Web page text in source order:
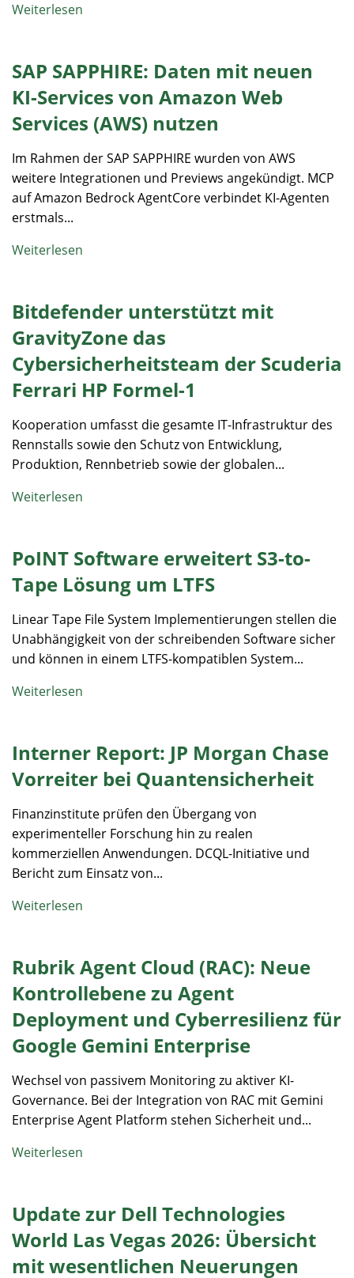
Weiterlesen
SAP SAPPHIRE: Daten mit neuen
KI-Services von Amazon Web
Services (AWS) nutzen
Im Rahmen der SAP SAPPHIRE wurden von AWS
weitere Integrationen und Previews angekündigt. MCP
auf Amazon Bedrock AgentCore verbindet KI-Agenten
erstmals...
Weiterlesen
Bitdefender unterstützt mit
GravityZone das
Cybersicherheitsteam der Scuderia
Ferrari HP Formel-1
Kooperation umfasst die gesamte IT-Infrastruktur des
Rennstalls sowie den Schutz von Entwicklung,
Produktion, Rennbetrieb sowie der globalen...
Weiterlesen
PoINT Software erweitert S3-to-
Tape Lösung um LTFS
Linear Tape File System Implementierungen stellen die
Unabhängigkeit von der schreibenden Software sicher
und können in einem LTFS-kompatiblen System...
Weiterlesen
Interner Report: JP Morgan Chase
Vorreiter bei Quanten­sicherheit
Finanzinstitute prüfen den Übergang von
experimenteller Forschung hin zu realen
kommerziellen Anwendungen. DCQL-Initiative und
Bericht zum Einsatz von...
Weiterlesen
Rubrik Agent Cloud (RAC): Neue
Kontrollebene zu Agent
Deployment und Cyberresilienz für
Google Gemini Enterprise
Wechsel von passivem Monitoring zu aktiver KI-
Governance. Bei der Integration von RAC mit Gemini
Enterprise Agent Platform stehen Sicherheit und...
Weiterlesen
Update zur Dell Technologies
World Las Vegas 2026: Übersicht
mit wesentlichen Neuerungen